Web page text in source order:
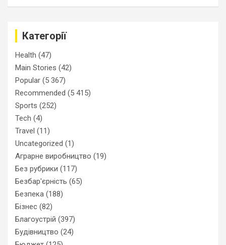
Категорії
Health (47)
Main Stories (42)
Popular (5 367)
Recommended (5 415)
Sports (252)
Tech (4)
Travel (11)
Uncategorized (1)
Аграрне виробництво (19)
Без рубрики (117)
Безбар'єрність (65)
Безпека (188)
Бізнес (82)
Благоустрій (397)
Будівництво (24)